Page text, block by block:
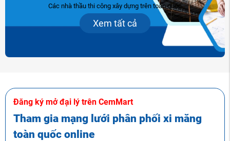
Các nhà thầu thi công xây dựng trên toàn quốc
Xem tất cả
Đăng ký mở đại lý trên CemMart
Tham gia mạng lưới phân phối xi măng
toàn quốc online